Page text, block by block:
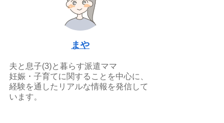
まや
夫と息子(3)と暮らす派遣ママ
妊娠・子育てに関することを中心に、
経験を通したリアルな情報を発信して
います。